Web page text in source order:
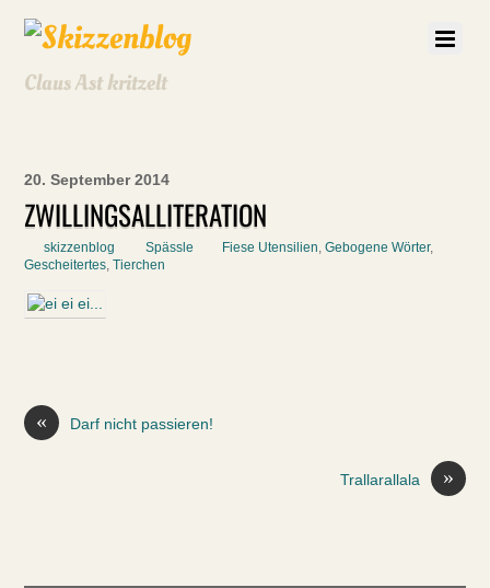
Claus Ast kritzelt
20. September 2014
ZWILLINGSALLITERATION
skizzenblog Spässle Fiese Utensilien,Gebogene Wörter,
Gescheitertes,Tierchen
« Darf nicht passieren!
»
Trallarallala